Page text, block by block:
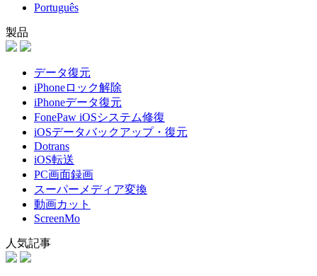
Português
製品
データ復元
iPhoneロック解除
iPhoneデータ復元
FonePaw iOSシステム修復
iOSデータバックアップ・復元
Dotrans
iOS転送
PC画面録画
スーパーメディア変換
動画カット
ScreenMo
人気記事